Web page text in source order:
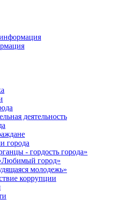
деятельность
города
- гордость города»
город»
молодежь»
коррупции